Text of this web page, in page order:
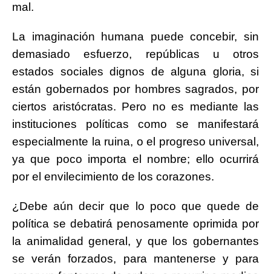
mal.
La imaginación humana puede concebir, sin
demasiado esfuerzo, repúblicas u otros
estados sociales dignos de alguna gloria, si
están gobernados por hombres sagrados, por
ciertos aristócratas. Pero no es mediante las
instituciones políticas como se manifestará
especialmente la ruina, o el progreso universal,
ya que poco importa el nombre; ello ocurrirá
por el envilecimiento de los corazones.
¿Debe aún decir que lo poco que quede de
política se debatirá penosamente oprimida por
la animalidad general, y que los gobernantes
se verán forzados, para mantenerse y para